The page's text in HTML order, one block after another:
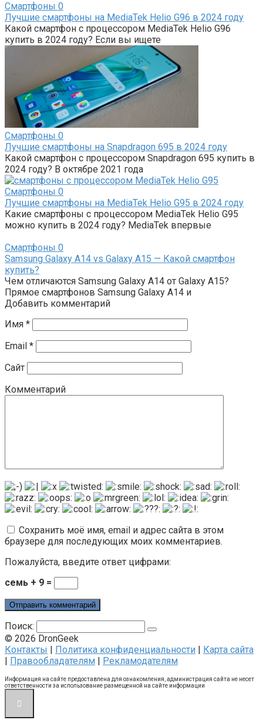
Смартфоны 0
Лучшие смартфоны на MediaTek Helio G96 в 2024 году
Какой смартфон с процессором MediaTek Helio G96
купить в 2024 году? Если вы ищете
Смартфоны 0
Лучшие смартфоны на Snapdragon 695 в 2024 году
Какой смартфон с процессором Snapdragon 695 купить в
2024 году? В октябре 2021 года
Смартфоны 0
Лучшие смартфоны на MediaTek Helio G95 в 2024 году
Какие смартфоны с процессором MediaTek Helio G95
можно купить в 2024 году? MediaTek впервые
Смартфоны 0
Samsung Galaxy A14 vs Galaxy A15 — Какой смартфон
купить?
Чем отличаются Samsung Galaxy A14 от Galaxy A15?
Прямое смартфонов Samsung Galaxy A14 и
Добавить комментарий
Имя *
Email *
Сайт
Комментарий
Сохранить моё имя, email и адрес сайта в этом
браузере для последующих моих комментариев.
Пожалуйста, введите ответ цифрами:
семь + 9 =
Поиск:
© 2026 DronGeek
Контакты
Политика конфиденциальности
Карта сайта
Правообладателям Рекламодателям
Информация на сайте предоставлена для ознакомления, администрация сайта не несет
ответственности за использование размещенной на сайте информации